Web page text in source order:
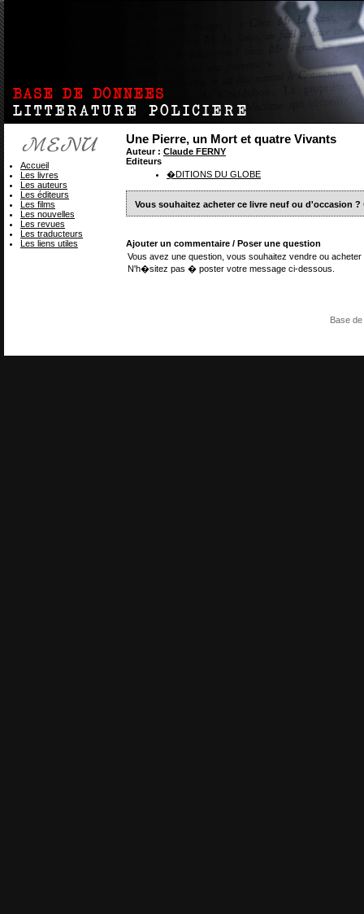
Une Pierre, un Mort et quatre Vivants
Auteur : Claude FERNY
Editeurs
�DITIONS DU GLOBE
Vous souhaitez acheter ce livre neuf ou d'occasion ?
Ajouter un commentaire / Poser une question
Vous avez une question, vous souhaitez vendre ou
N'h�sitez pas � poster votre message ci-dessous.
Accueil
Les livres
Les auteurs
Les éditeurs
Les films
Les nouvelles
Les revues
Les traducteurs
Les liens utiles
Base